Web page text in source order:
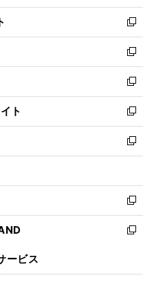
開
く
ウ
で
開
く
ン
ド
ウ
で
開
く
ウ
ィ
ン
ド
ウ
で
開
く
新
し
い
ウ
ィ
ン
ド
ウ
で
開
新
し
い
ウ
ィ
ン
ド
ウ
開
く
新
し
い
ウ
ィ
ン
ウ
で
開
く
ト
新
し
い
ウ
ン
ド
ウ
で
新
し
ウ
ィ
ン
ド
開
新
し
い
ン
新
ウ
ービス